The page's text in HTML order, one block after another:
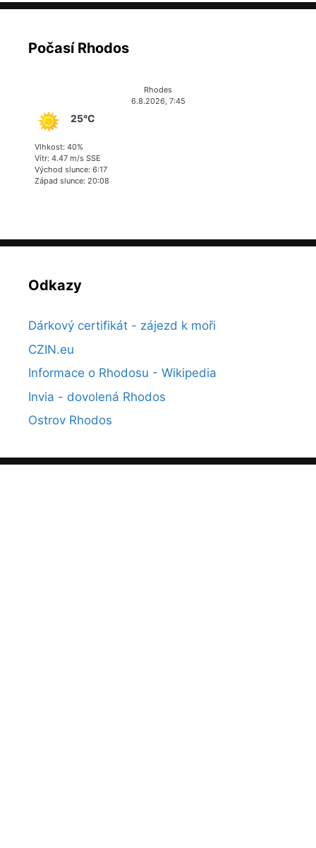
Počasí Rhodos
Rhodes
6.8.2026, 7:45
25°C
Vlhkost: 40%
Vítr: 4.47 m/s SSE
Východ slunce: 6:17
Západ slunce: 20:08
Odkazy
Dárkový certifikát - zájezd k moři
CZIN.eu
Informace o Rhodosu - Wikipedia
Invia - dovolená Rhodos
Ostrov Rhodos